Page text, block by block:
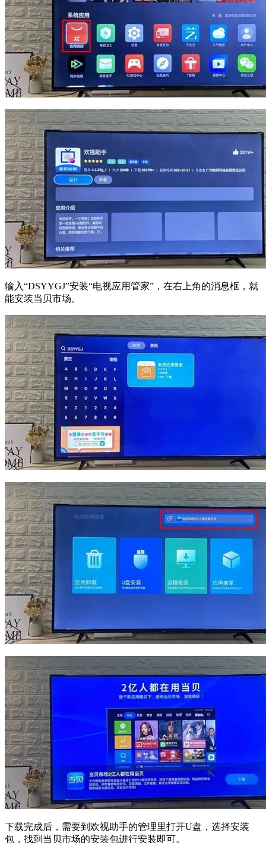
输入“DSYYGJ”安装“电视应用管家”，在右上角的消息框，就
能安装当贝市场。
下载完成后，需要到欢视助手的管理里打开U盘，选择安装
包，找到当贝市场的安装包进行安装即可。